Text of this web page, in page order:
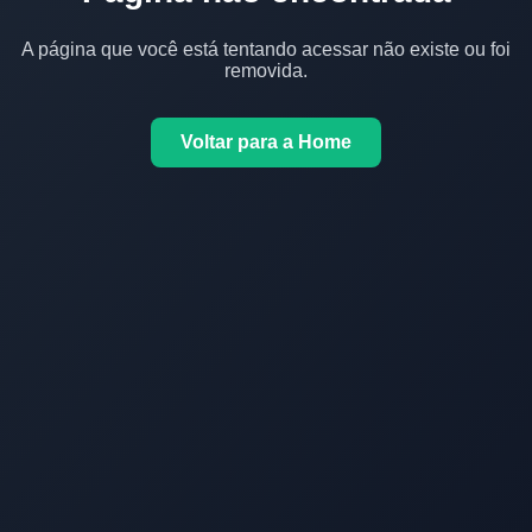
A página que você está tentando acessar não existe ou foi
removida.
Voltar para a Home